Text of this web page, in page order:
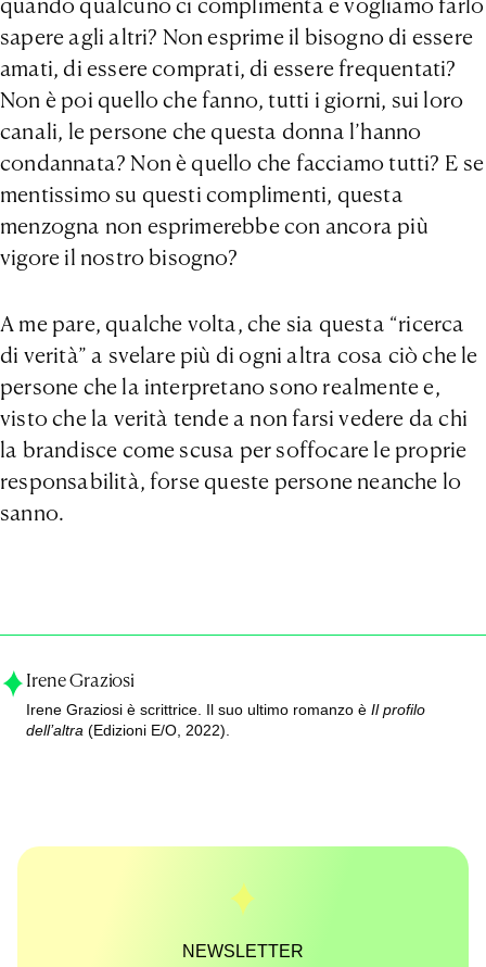
sapere agli altri? Non esprime il bisogno di essere
amati, di essere comprati, di essere frequentati?
Non è poi quello che fanno, tutti i giorni, sui loro
canali, le persone che questa donna l’hanno
condannata? Non è quello che facciamo tutti? E se
mentissimo su questi complimenti, questa
menzogna non esprimerebbe con ancora più
vigore il nostro bisogno?
A me pare, qualche volta, che sia questa “ricerca
di verità” a svelare più di ogni altra cosa ciò che le
persone che la interpretano sono realmente e,
visto che la verità tende a non farsi vedere da chi
la brandisce come scusa per soffocare le proprie
responsabilità, forse queste persone neanche lo
sanno.
Irene Graziosi
Irene Graziosi è scrittrice. Il suo ultimo romanzo èIl profilo
dell’altra(Edizioni E/O, 2022).
NEWSLETTER